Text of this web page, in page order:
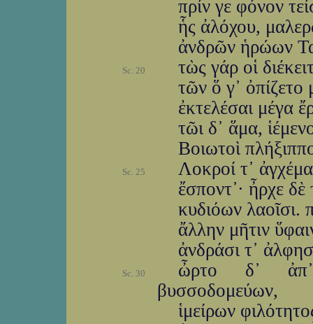
πρίν γε φόνον
ἧς ἀλόχου,
ἀνδρῶν ἡρώων
Sc. 20
τὼς γάρ οἱ
τῶν ὅ γ᾽ ὀπίζετο
ἐκτελέσαι μέγα
τῶι δ᾽ ἅμα,
Βοιωτοὶ
Sc. 25
Λοκροί τ᾽
ἔσποντ᾽· ἦρχε δὲ
κυδιόων λαοῖσι.
ἄλλην μῆτιν
ἀνδράσι τ᾽
Sc. 30
ὦρτο δ᾽
βυσσοδομεύων,
ἱμείρων